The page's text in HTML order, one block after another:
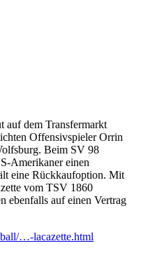
auf dem Transfermarkt
Offensivspieler Orrin
Beim SV 98
Amerikaner einen
eine Rückkaufoption. Mit
vom TSV 1860
ebenfalls auf einen Vertrag
…-lacazette.html